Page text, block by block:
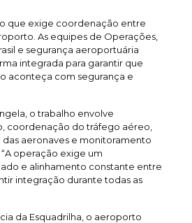
que exige coordenação entre
As equipes de Operações,
e segurança aeroportuária
integrada para garantir que
aconteça com segurança e
o trabalho envolve
coordenação do tráfego aéreo,
aeronaves e monitoramento
operação exige um
e alinhamento constante entre
integração durante todas as
da Esquadrilha, o aeroporto